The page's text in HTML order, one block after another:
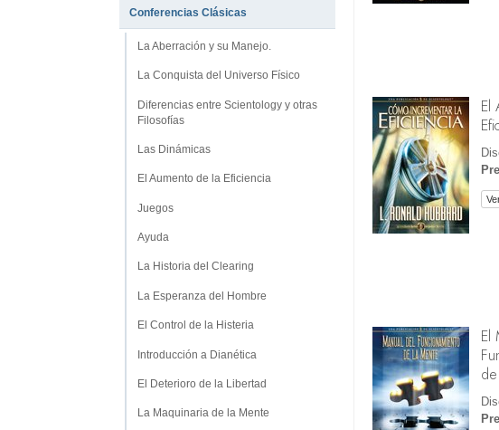
El
El
Conferencias Clásicas
La Aberración y su Manejo.
La Conquista del Universo Físico
Diferencias entre Scientology y otras
Filosofías
Las Dinámicas
El Aumento de la Eficiencia
Juegos
Ayuda
La Historia del Clearing
La Esperanza del Hombre
El Control de la Histeria
Introducción a Dianética
El Deterioro de la Libertad
La Maquinaria de la Mente